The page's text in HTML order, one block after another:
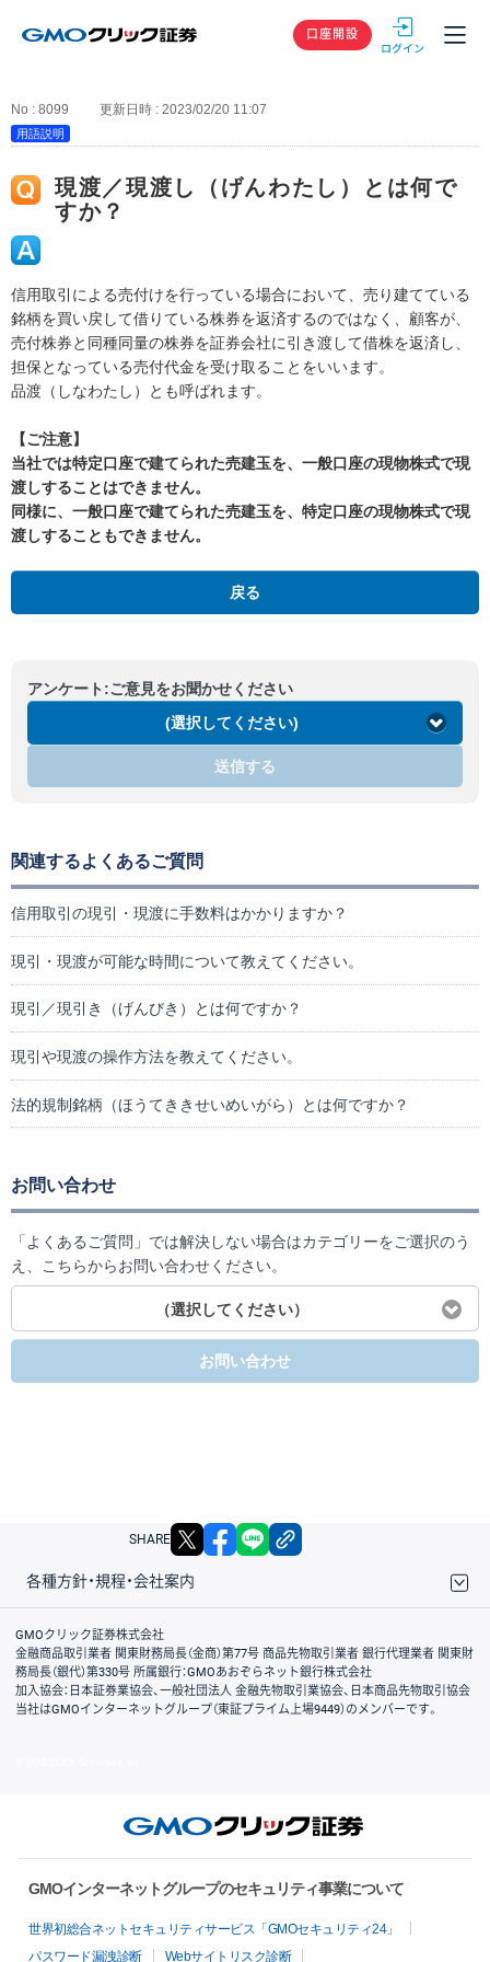
GMOクリック
口座開設
No : 8099 更新日時 : 2023/02/20 11:07
用語説明
現渡／現渡し（げんわたし）とは何で
すか？
信用取引による売付けを行っている場合において、売り建てている
銘柄を買い戻して借りている株券を返済するのではなく、顧客が、
売付株券と同種同量の株券を証券会社に引き渡して借株を返済し、
担保となっている売付代金を受け取ることをいいます。
品渡（しなわたし）とも呼ばれます。
【ご注意】
当社では特定口座で建てられた売建玉を、一般口座の現物株式で現
渡しすることはできません。
同様に、一般口座で建てられた売建玉を、特定口座の現物株式で現
渡しすることもできません。
戻る
アンケート:ご意見をお聞かせください
(選択してください)
送信する
関連するよくあるご質問
信用取引の現引・現渡に手数料はかかりますか？
現引・現渡が可能な時間について教えてください。
現引／現引き（げんびき）とは何ですか？
現引や現渡の操作方法を教えてください。
法的規制銘柄（ほうてききせいめいがら）とは何ですか？
お問い合わせ
「よくあるご質問」では解決しない場合はカテゴリーをご選択のう
え、こちらからお問い合わせください。
（選択してください）
お問い合わせ
SHARE X facebook
各種方針・規程・会社案内
取引規程・約款
サイトマップ
その他のご案内
個人情報保護方針
最良執行方針
サイトのご利用について
ディスクレイマー
信託保全
リスク説明
会社案内
GMOクリック証券株式会社
金融商品取引業者 関東財務局長（金商）第77号 商品先物取引業者 銀行代理業者 関東財
務局長（銀代）第330号 所属銀行：GMOあおぞらネット銀行株式会社
加入協会：日本証券業協会、一般社団法人 金融先物取引業協会、日本商品先物取引協会
当社はGMOインターネットグループ（東証プライム上場9449）のメンバーです。
GMOインターネットグループのセキュリティ事業について
世界初総合ネットセキュリティサービス「GMOセキュリティ24」
パスワード漏洩診断
Webサイトリスク診断